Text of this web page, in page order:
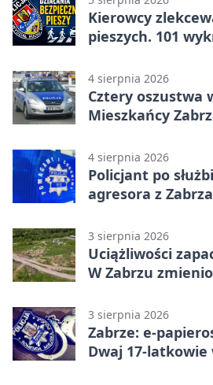
Kierowcy
pieszych. 101
4 sierpnia 2026
Cztery oszustwa
Mieszkańcy
4 sierpnia 2026
Policjant po
agresora z
3 sierpnia 2026
Uciążliwości
W Zabrzu
3 sierpnia 2026
Zabrze: e-
Dwaj 17-latkowie